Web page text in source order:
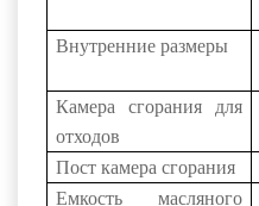
Внутренние размеры
Камера сгорания для
отходов
Пост камера сгорания
Емкость масляного